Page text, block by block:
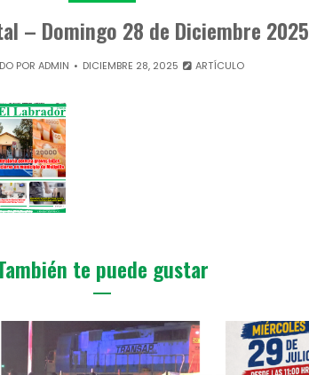
– Domingo 28 de Diciembre 2025
POR ADMIN DICIEMBRE 28, 2025 ARTÍCULO
te puede gustar